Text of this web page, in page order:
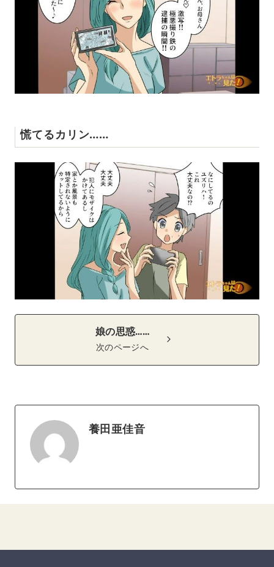
慌てるカリン……
娘の思惑……
次のページへ
養田亜佳音